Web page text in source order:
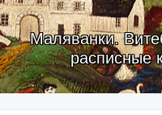
Маляванки.
расписные